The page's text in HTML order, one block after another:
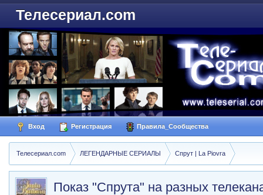
Телесериал.com
Вход Регистрация Правила_Сообщества
Телесериал.com ЛЕГЕНДАРНЫЕ СЕРИАЛЫ Спрут | La Piovra
Показ "Спрута" на разных